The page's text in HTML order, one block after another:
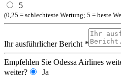
5
(0,25 = schlechteste Wertung; 5 = beste
Ihr ausführlicher Bericht *
Empfehlen Sie Odessa Airlines
weiter?
Ja